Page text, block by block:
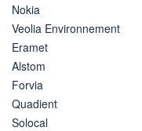
Nokia
Veolia Environnement
Eramet
Alstom
Forvia
Quadient
Solocal